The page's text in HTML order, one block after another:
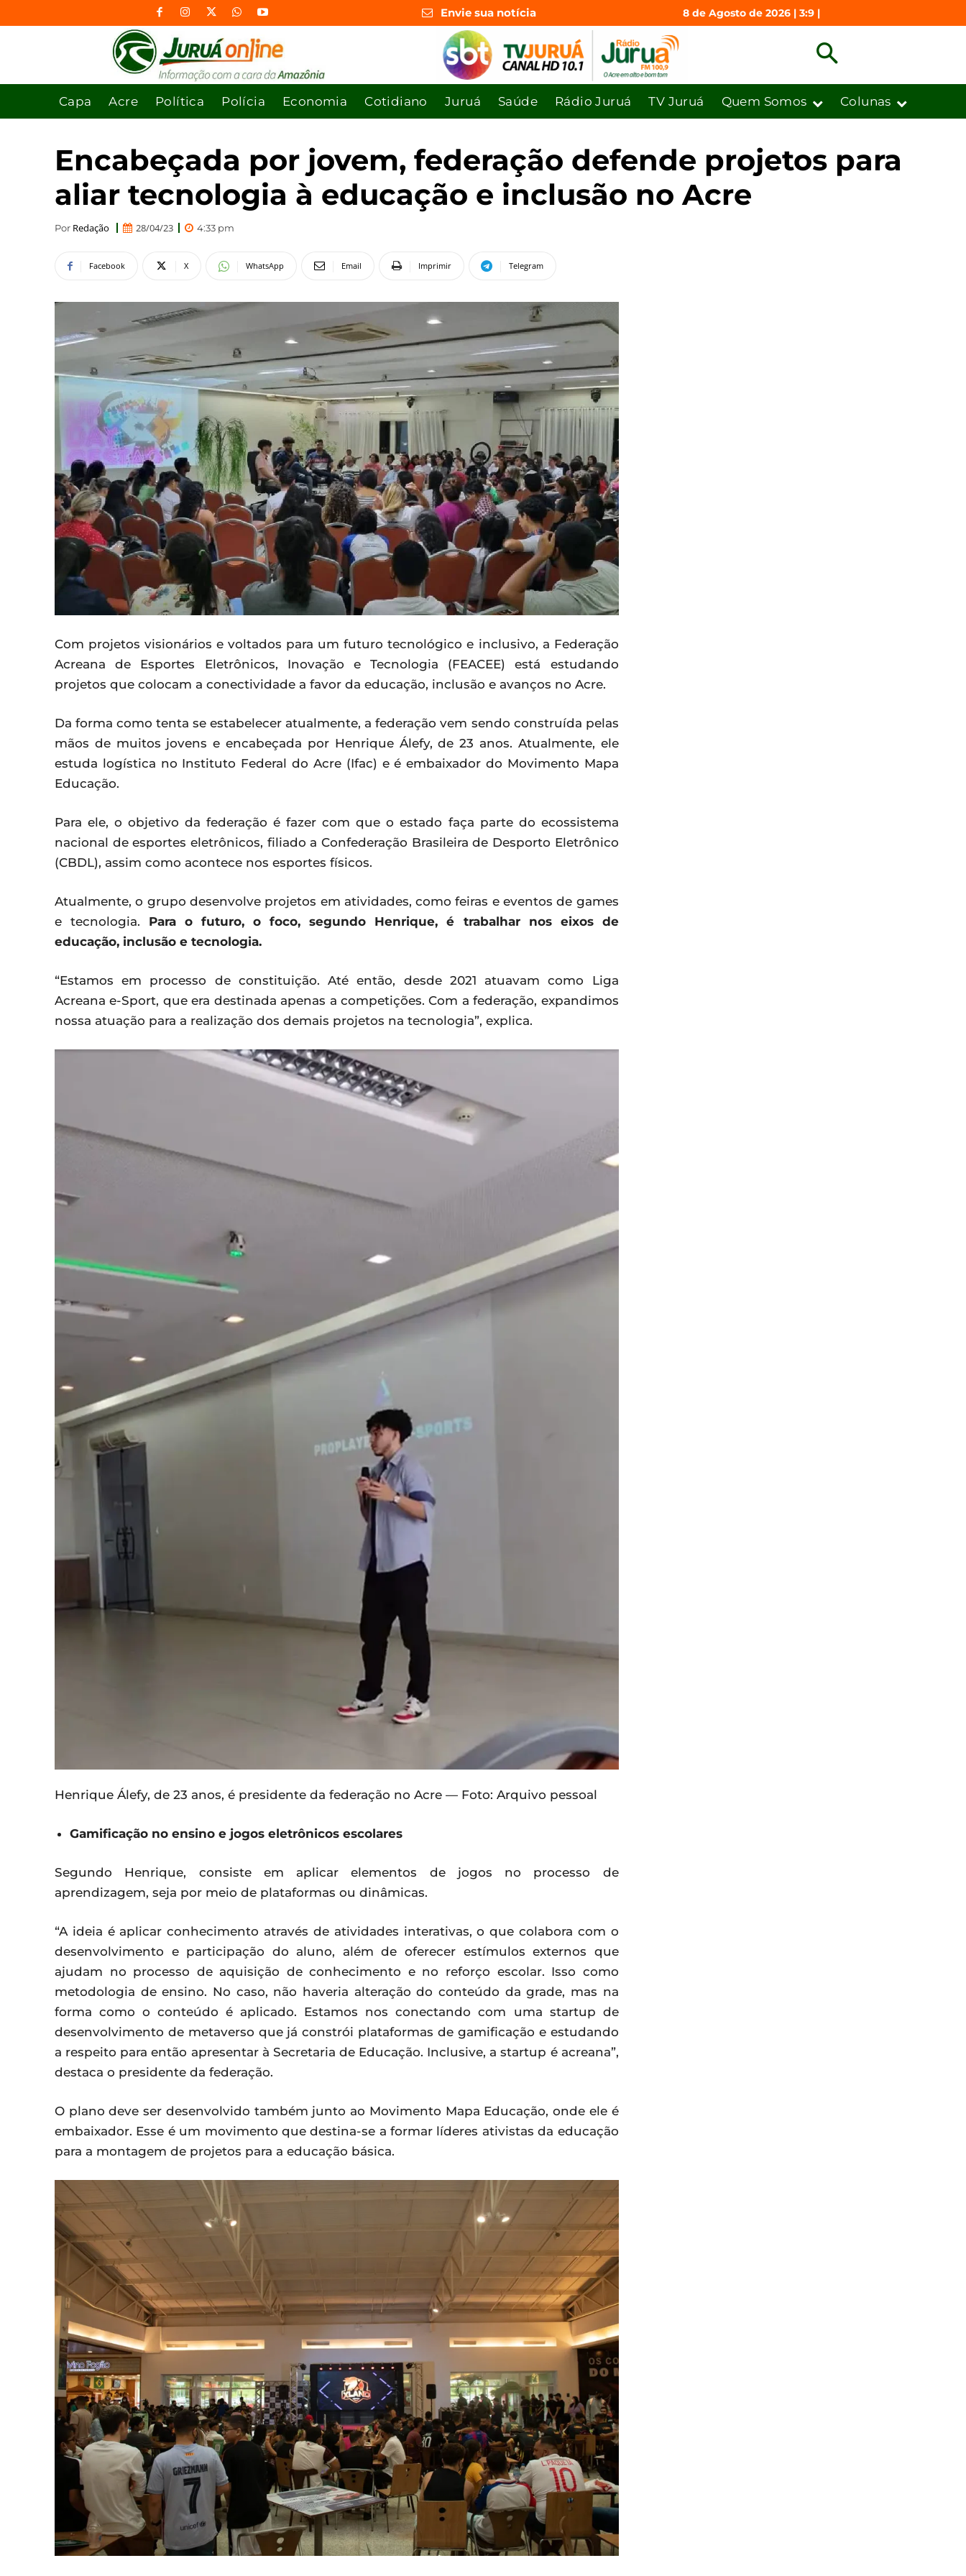
Envie sua notícia 8 de Agosto de 2026 | 3:9 |
Capa Acre Política Polícia Economia Cotidiano Juruá Saúde Rádio Juruá TV Juruá Quem Somos Colunas
Encabeçada por jovem, federação defende projetos para
aliar tecnologia à educação e inclusão no Acre
Por Redação 28/04/23 4:33 pm
Facebook X WhatsApp Email Imprimir Telegram
Com projetos visionários e voltados para um futuro tecnológico e inclusivo, a Federação
Acreana de Esportes Eletrônicos, Inovação e Tecnologia (FEACEE) está estudando
projetos que colocam a conectividade a favor da educação, inclusão e avanços no Acre.
Da forma como tenta se estabelecer atualmente, a federação vem sendo construída pelas
mãos de muitos jovens e encabeçada por Henrique Álefy, de 23 anos. Atualmente, ele
estuda logística no Instituto Federal do Acre (Ifac) e é embaixador do Movimento Mapa
Educação.
Para ele, o objetivo da federação é fazer com que o estado faça parte do ecossistema
nacional de esportes eletrônicos, filiado a Confederação Brasileira de Desporto Eletrônico
(CBDL), assim como acontece nos esportes físicos.
Atualmente, o grupo desenvolve projetos em atividades, como feiras e eventos de games
e tecnologia. Para o futuro, o foco, segundo Henrique, é trabalhar nos eixos de
educação, inclusão e tecnologia.
“Estamos em processo de constituição. Até então, desde 2021 atuavam como Liga
Acreana e-Sport, que era destinada apenas a competições. Com a federação, expandimos
nossa atuação para a realização dos demais projetos na tecnologia”, explica.
Henrique Álefy, de 23 anos, é presidente da federação no Acre — Foto: Arquivo pessoal
Gamificação no ensino e jogos eletrônicos escolares
Segundo Henrique, consiste em aplicar elementos de jogos no processo de
aprendizagem, seja por meio de plataformas ou dinâmicas.
“A ideia é aplicar conhecimento através de atividades interativas, o que colabora com o
desenvolvimento e participação do aluno, além de oferecer estímulos externos que
ajudam no processo de aquisição de conhecimento e no reforço escolar. Isso como
metodologia de ensino. No caso, não haveria alteração do conteúdo da grade, mas na
forma como o conteúdo é aplicado. Estamos nos conectando com uma startup de
desenvolvimento de metaverso que já constrói plataformas de gamificação e estudando
a respeito para então apresentar à Secretaria de Educação. Inclusive, a startup é acreana”,
destaca o presidente da federação.
O plano deve ser desenvolvido também junto ao Movimento Mapa Educação, onde ele é
embaixador. Esse é um movimento que destina-se a formar líderes ativistas da educação
para a montagem de projetos para a educação básica.